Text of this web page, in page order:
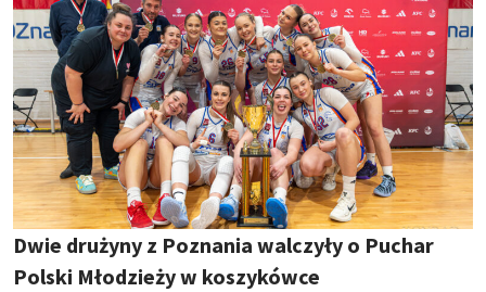
Dwie drużyny z Poznania walczyły o Puchar
Polski Młodzieży w koszykówce